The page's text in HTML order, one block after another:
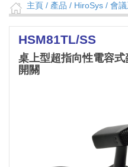
主頁 / 產品 / HiroSys / 會
HSM81TL/SS
桌上型超指向性電容
開關